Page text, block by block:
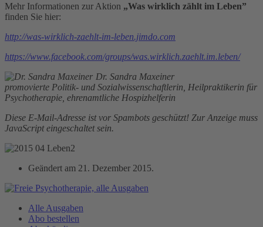
Mehr Informationen zur Aktion „Was wirklich zählt im Leben”
finden Sie hier:
http://was-wirklich-zaehlt-im-leben.jimdo.com
https://www.facebook.com/groups/was.wirklich.zaehlt.im.leben/
Dr. Sandra Maxeiner
promovierte Politik- und Sozialwissenschaftlerin, Heilpraktikerin für
Psychotherapie, ehrenamtliche Hospizhelferin
Diese E-Mail-Adresse ist vor Spambots geschützt! Zur Anzeige muss
JavaScript eingeschaltet sein.
Geändert am 21. Dezember 2015.
Alle Ausgaben
Abo bestellen